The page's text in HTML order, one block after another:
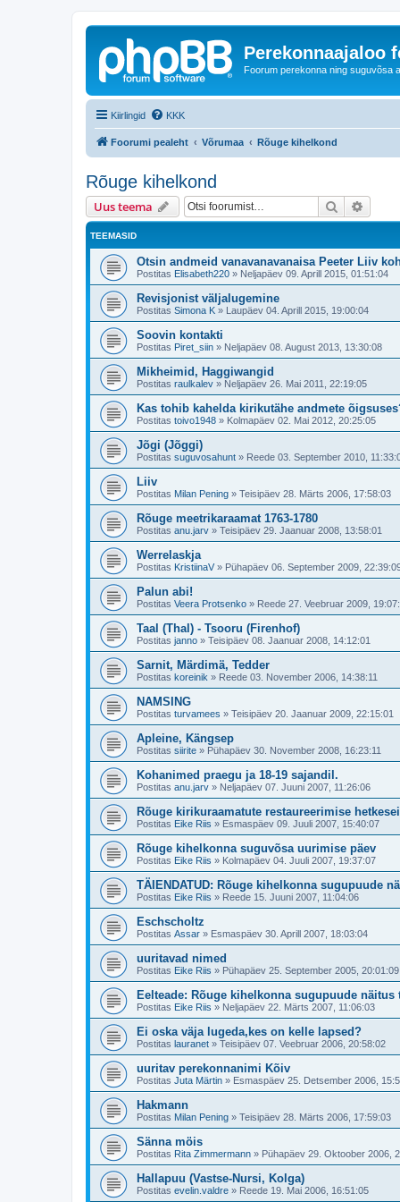
Perekonnaajaloo
Foorum perekonna ning suguvõsa
Kiirlingid KKK
Foorumi pealeht Võrumaa Rõuge kihelkond
Rõuge kihelkond
Uus teema Otsi
TEEMASID
Otsin andmeid vanavanavanaisa Peeter Liiv
Postitas Elisabeth220 » Neljapäev 09. Aprill 2015, 01:51:04
Revisjonist väljalugemine
Postitas Simona K » Laupäev 04. Aprill 2015, 19:00:04
Soovin kontakti
Postitas Piret_siin » Neljapäev 08. August 2013, 13:30:08
Mikheimid, Haggiwangid
Postitas raulkalev » Neljapäev 26. Mai 2011, 22:19:05
Kas tohib kahelda kirikutähe andmete
Postitas toivo1948 » Kolmapäev 02. Mai 2012, 20:25:05
Jõgi (Jõggi)
Postitas suguvosahunt » Reede 03. September 2010,
Liiv
Postitas Milan Pening » Teisipäev 28. Märts 2006, 17:58:03
Rõuge meetrikaraamat 1763-1780
Postitas anu.jarv » Teisipäev 29. Jaanuar 2008, 13:58:01
Werrelaskja
Postitas KristiinaV » Pühapäev 06. September 2009,
Palun abi!
Postitas Veera Protsenko » Reede 27. Veebruar 2009,
Taal (Thal) - Tsooru (Firenhof)
Postitas janno » Teisipäev 08. Jaanuar 2008, 14:12:01
Sarnit, Märdimä, Tedder
Postitas koreinik » Reede 03. November 2006, 14:38:11
NAMSING
Postitas turvamees » Teisipäev 20. Jaanuar 2009, 22:15:01
Apleine, Kängsep
Postitas siirite » Pühapäev 30. November 2008, 16:23:11
Kohanimed praegu ja 18-19 sajandil.
Postitas anu.jarv » Neljapäev 07. Juuni 2007, 11:26:06
Rõuge kirikuraamatute restaureerimise
Postitas Eike Riis » Esmaspäev 09. Juuli 2007, 15:40:07
Rõuge kihelkonna suguvõsa uurimise päev
Postitas Eike Riis » Kolmapäev 04. Juuli 2007, 19:37:07
TÄIENDATUD: Rõuge kihelkonna sugupuude
Postitas Eike Riis » Reede 15. Juuni 2007, 11:04:06
Eschscholtz
Postitas Assar » Esmaspäev 30. Aprill 2007, 18:03:04
uuritavad nimed
Postitas Eike Riis » Pühapäev 25. September 2005, 20:01:09
Eelteade: Rõuge kihelkonna sugupuude näitus
Postitas Eike Riis » Neljapäev 22. Märts 2007, 11:06:03
Ei oska väja lugeda,kes on kelle lapsed?
Postitas lauranet » Teisipäev 07. Veebruar 2006, 20:58:02
uuritav perekonnanimi Kõiv
Postitas Juta Märtin » Esmaspäev 25. Detsember 2006,
Hakmann
Postitas Milan Pening » Teisipäev 28. Märts 2006, 17:59:03
Sänna möis
Postitas Rita Zimmermann » Pühapäev 29. Oktoober 2006,
Hallapuu (Vastse-Nursi, Kolga)
Postitas evelin.valdre » Reede 19. Mai 2006, 16:51:05